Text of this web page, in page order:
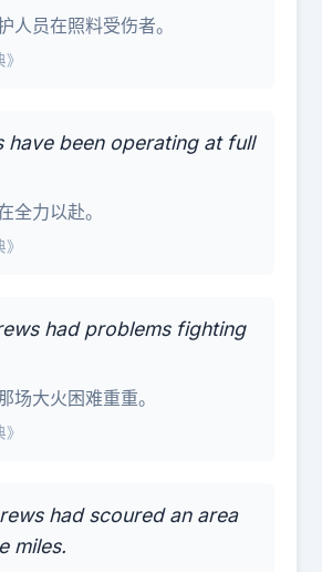
人员在照料受伤者。
have been operating at full
全力以赴。
had problems fighting
场大火困难重重。
had scoured an area
miles.